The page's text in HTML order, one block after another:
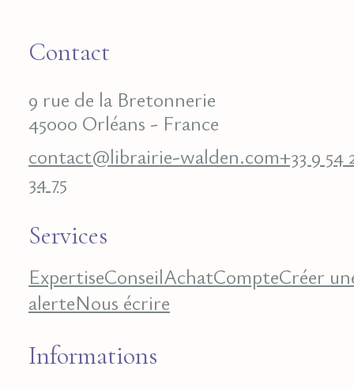
Contact
9 rue de la Bretonnerie
45000 Orléans - France
contact@librairie-walden.com+33 9 54
34 75
Services
ExpertiseConseilAchatCompteCréer
alerteNous écrire
Informations